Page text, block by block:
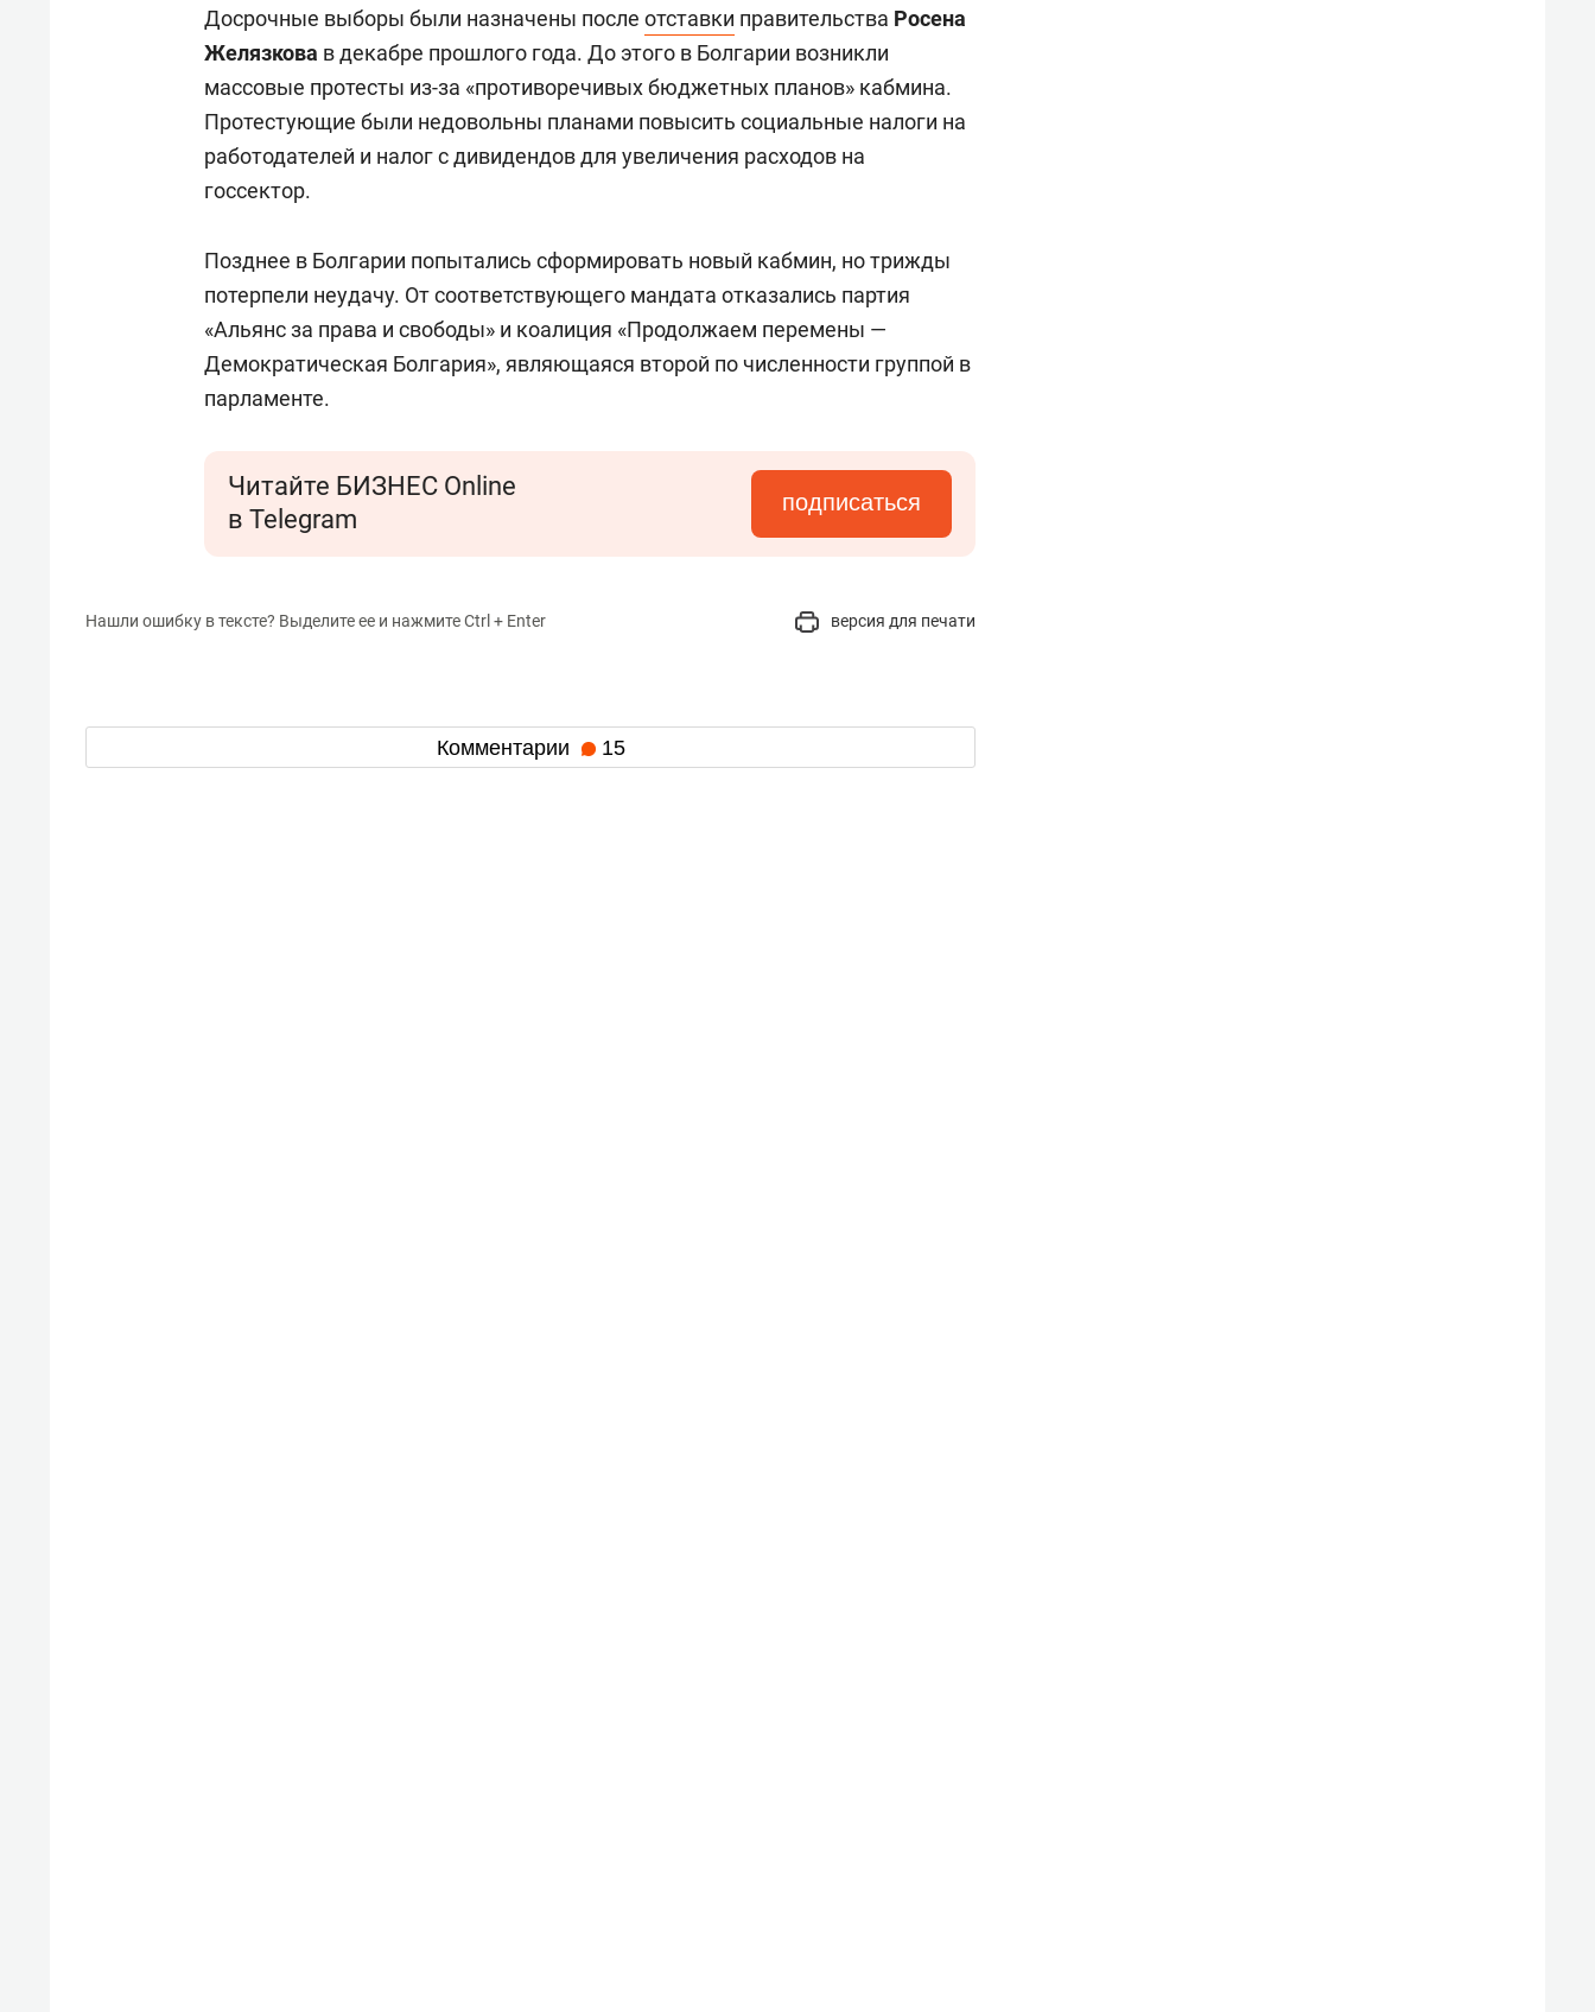
Досрочные выборы были назначены после отставки правительства Росена
Желязкова в декабре прошлого года. До этого в Болгарии возникли
массовые протесты из-за «противоречивых бюджетных планов» кабмина.
Протестующие были недовольны планами повысить социальные налоги на
работодателей и налог с дивидендов для увеличения расходов на
госсектор.
Позднее в Болгарии попытались сформировать новый кабмин, но трижды
потерпели неудачу. От соответствующего мандата отказались партия
«Альянс за права и свободы» и коалиция «Продолжаем перемены —
Демократическая Болгария», являющаяся второй по численности группой в
парламенте.
Читайте БИЗНЕС Online
в Telegram
подписаться
Нашли ошибку в тексте? Выделите ее и нажмите Ctrl + Enter версия для печати
Комментарии 15